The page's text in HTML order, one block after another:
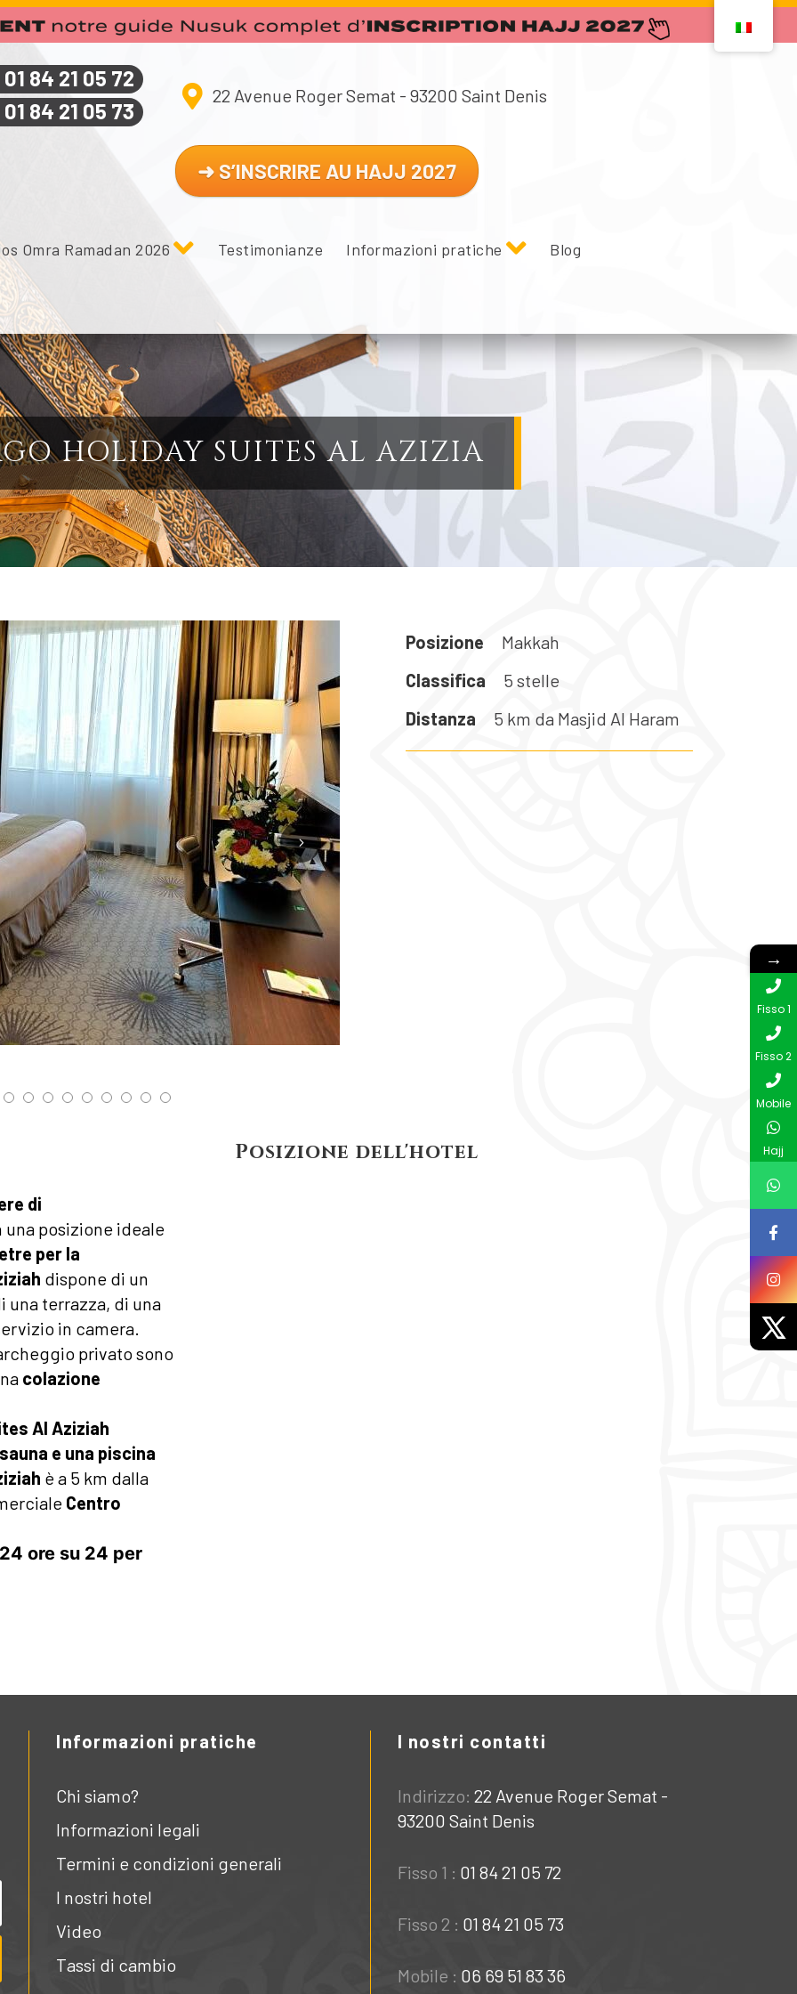
01 84 21 05 72
01 84 21 05 73
22 Avenue Roger Semat - 93200 Saint Denis
➜ S’INSCRIRE AU HAJJ 2027
Omra Ramadan 2026 Testimonianze Informazioni pratiche Blog
HOLIDAY SUITES AL AZIZIA
Posizione
Makkah
Classifica
5 stelle
Distanza
5 km da Masjid Al Haram
di
una posizione ideale
per la
dispone di un
terrazza, di una
in camera.
privato sono
colazione
Al Aziziah
e una piscina
è a 5 km dalla
Centro
ore su 24 per
Posizione dell'hotel
Informazioni pratiche
Chi siamo?
Informazioni legali
Termini e condizioni generali
I nostri hotel
Video
Tassi di cambio
I nostri contatti
Indirizzo: 22 Avenue Roger Semat -
93200 Saint Denis
Fisso 1 : 01 84 21 05 72
Fisso 2 : 01 84 21 05 73
Mobile : 06 69 51 83 36
→
Fisso 1
Fisso 2
Mobile
Hajj